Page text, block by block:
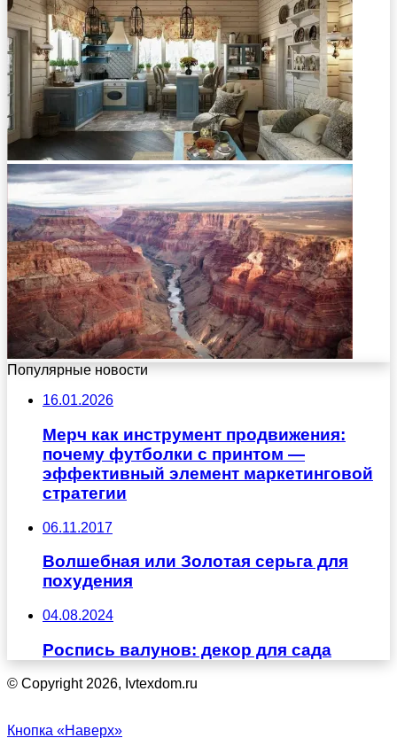
Популярные новости
16.01.2026
Мерч как инструмент продвижения:
почему футболки с принтом —
эффективный элемент маркетинговой
стратегии
06.11.2017
Волшебная или Золотая серьга для
похудения
04.08.2024
Роспись валунов: декор для сада
© Copyright 2026, Ivtexdom.ru
Кнопка «Наверх»